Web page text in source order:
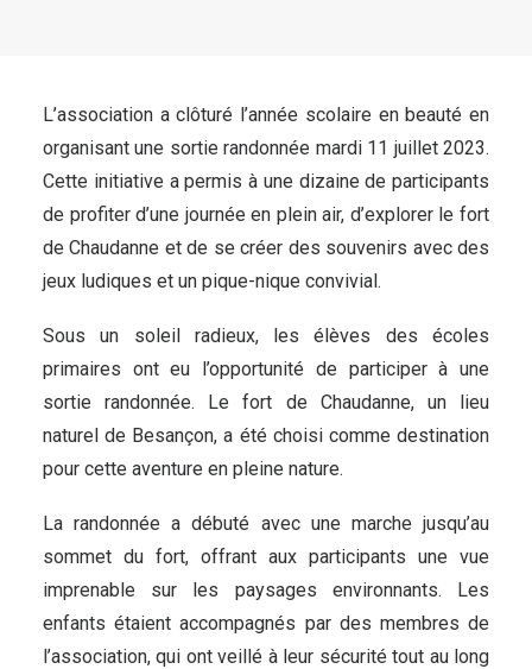
L’association a clôturé l’année scolaire en beauté en
organisant une sortie randonnée mardi 11 juillet 2023.
Cette initiative a permis à une dizaine de participants
de profiter d’une journée en plein air, d’explorer le fort
de Chaudanne et de se créer des souvenirs avec des
jeux ludiques et un pique-nique convivial.
Sous un soleil radieux, les élèves des écoles
primaires ont eu l’opportunité de participer à une
sortie randonnée. Le fort de Chaudanne, un lieu
naturel de Besançon, a été choisi comme destination
pour cette aventure en pleine nature.
La randonnée a débuté avec une marche jusqu’au
sommet du fort, offrant aux participants une vue
imprenable sur les paysages environnants. Les
enfants étaient accompagnés par des membres de
l’association, qui ont veillé à leur sécurité tout au long